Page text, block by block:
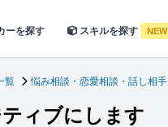
ーを探す スキルを探す NEW
覧 悩み相談・恋愛相談・話し相手
ィブにします